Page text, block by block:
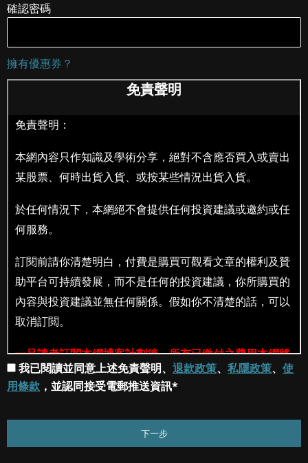
確認密碼
擁有優惠券？
我已閱讀並同意上述免責聲明、 退款政策、 私隱政策、 使
用條款 ，並認同接受電郵推送資訊*